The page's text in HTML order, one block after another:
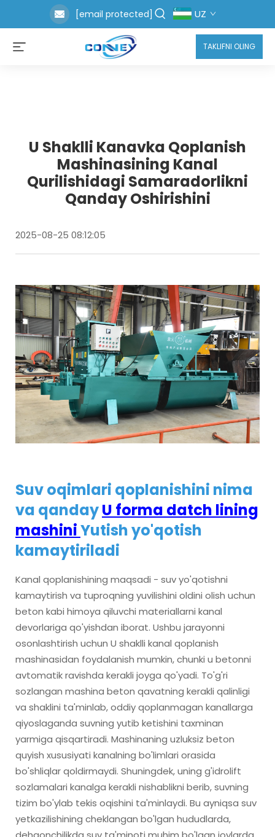
[email protected] UZ
TAKLIFNI OLING
U Shaklli Kanavka Qoplanish
Mashinasining Kanal
Qurilishidagi Samaradorlikni
Qanday Oshirishini
2025-08-25 08:12:05
Suv oqimlari qoplanishini nima
va qandayU forma datch lining
mashiniYutish yo'qotish
kamaytiriladi
Kanal qoplanishining maqsadi - suv yo'qotishni
kamaytirish va tuproqning yuvilishini oldini olish uchun
beton kabi himoya qiluvchi materiallarni kanal
devorlariga qo'yishdan iborat. Ushbu jarayonni
osonlashtirish uchun U shaklli kanal qoplanish
mashinasidan foydalanish mumkin, chunki u betonni
avtomatik ravishda kerakli joyga qo'yadi. To'g'ri
sozlangan mashina beton qavatning kerakli qalinligi
va shaklini ta'minlab, oddiy qoplanmagan kanallarga
qiyoslaganda suvning yutib ketishini taxminan
yarmiga qisqartiradi. Mashinaning uzluksiz beton
quyish xususiyati kanalning bo'limlari orasida
bo'shliqlar qoldirmaydi. Shuningdek, uning g'idrolift
sozlamalari kanalga kerakli nishablikni berib, suvning
tizim bo'ylab tekis oqishini ta'minlaydi. Bu ayniqsa suv
yetkazilishining cheklangan bo'lgan hududlarda,